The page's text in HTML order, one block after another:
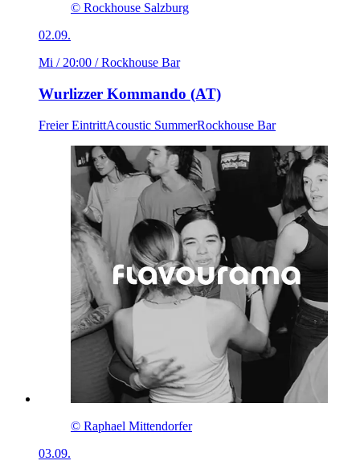
© Rockhouse Salzburg
02.09.
Mi / 20:00 / Rockhouse Bar
Wurlizzer Kommando (AT)
Freier EintrittAcoustic SummerRockhouse Bar
© Raphael Mittendorfer
03.09.